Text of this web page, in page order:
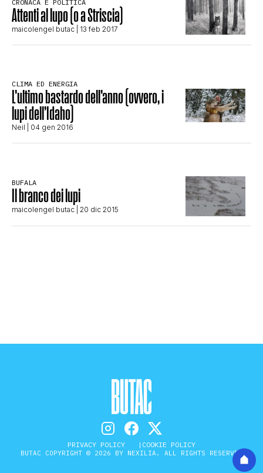
CONTATTI
CHI SIAMO
CRONACA E POLITICA
Attenti al lupo (o a Striscia)
maicolengel butac | 13 feb 2017
CLIMA ED ENERGIA
L’ultimo bastardo dell’anno (ovvero, i
lupi dell’Idaho)
Neil | 04 gen 2016
BUFALA
Il branco dei lupi
maicolengel butac | 20 dic 2015
PRIVACY POLICY COOKIE POLICY
BUTAC COPYRIGHT © 2026 BY NEXILIA. ALL RIGHTS RESERVED